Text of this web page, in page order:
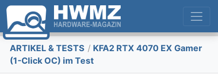
ARTIKEL & TESTS / KFA2 RTX 4070 EX Gamer
(1-Click OC) im Test